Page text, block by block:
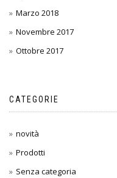
Marzo 2018
Novembre 2017
Ottobre 2017
CATEGORIE
novità
Prodotti
Senza categoria